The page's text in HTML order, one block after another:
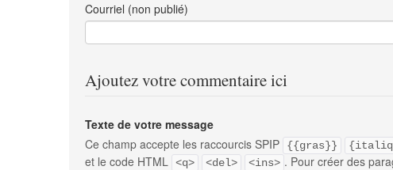
Courriel (non publié)
Ajoutez votre commentaire ici
Texte de votre message
Ce champ accepte les raccourcis SPIP
{{gras}}
et le code HTML <q> <del> <ins> . Pour créer des